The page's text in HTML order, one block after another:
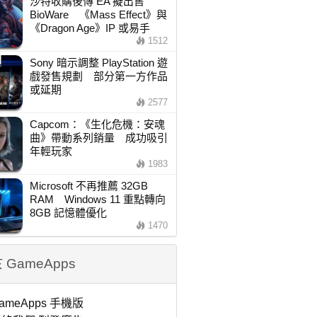
BioWare 《Mass Effect》與
《Dragon Age》IP 或易手
1512
Sony 暗示調整 PlayStation 遊
戲發售規劃 部分第一方作品
或延期
2577
Capcom：《生化危機：安魂
曲》帶動系列銷量 成功吸引
年輕玩家
1983
Microsoft 不再推薦 32GB
RAM Windows 11 重點轉向
8GB 記憶體優化
1470
GameApps
手機版